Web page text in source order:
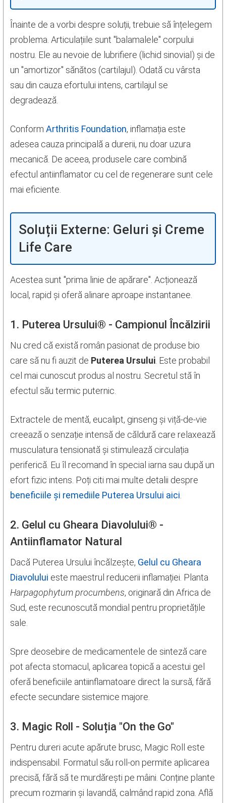
Înainte de a vorbi despre soluții, trebuie să înțelegem
problema. Articulațiile sunt "balamalele" corpului
nostru. Ele au nevoie de lubrifiere (lichid sinovial) și de
un "amortizor" sănătos (cartilajul). Odată cu vârsta
sau din cauza efortului intens, cartilajul se
degradează.
ConformArthritis Foundation, inflamația este
adesea cauza principală a durerii, nu doar uzura
mecanică. De aceea, produsele care combină
efectul antiinflamator cu cel de regenerare sunt cele
mai eficiente.
Soluții Externe: Geluri și Creme
Life Care
Acestea sunt "prima linie de apărare". Acționează
local, rapid și oferă alinare aproape instantanee.
1. Puterea Ursului® - Campionul Încălzirii
Nu cred că există român pasionat de produse bio
care să nu fi auzit de Puterea Ursului . Este probabil
cel mai cunoscut produs al nostru. Secretul stă în
efectul său termic puternic.
Extractele de mentă, eucalipt, ginseng și viță-de-vie
creează o senzație intensă de căldură care relaxează
musculatura tensionată și stimulează circulația
periferică. Eu îl recomand în special iarna sau după un
efort fizic intens. Poți citi mai multe detalii despre
beneficiile și remediile Puterea Ursului aici
2. Gelul cu Gheara Diavolului® -
Antiinflamator Natural
Dacă Puterea Ursului încălzește, Gelul cu Gheara
Diavolului este maestrul reducerii inflamației. Planta
Harpagophytum procumbens, originară din Africa de
Sud, este recunoscută mondial pentru proprietățile
sale.
Spre deosebire de medicamentele de sinteză care
pot afecta stomacul, aplicarea topică a acestui gel
oferă beneficiile antiinflamatoare direct la sursă, fără
efecte secundare sistemice majore.
3. Magic Roll - Soluția "On the Go"
Pentru dureri acute apărute brusc, Magic Roll este
indispensabil. Formatul său roll-on permite aplicarea
precisă, fără să te murdărești pe mâini. Conține plante
precum rozmarin și lavandă, calmând rapid zona. Află